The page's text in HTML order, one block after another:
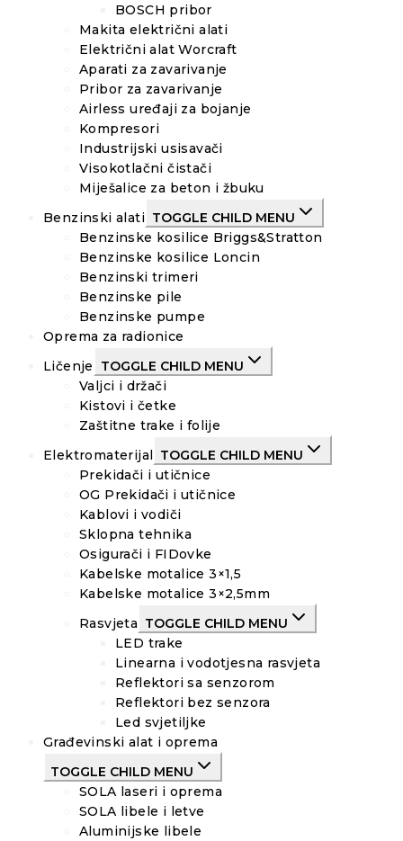
BOSCH pribor
Makita električni alati
Električni alat Worcraft
Aparati za zavarivanje
Pribor za zavarivanje
Airless uređaji za bojanje
Kompresori
Industrijski usisavači
Visokotlačni čistači
Miješalice za beton i žbuku
Benzinski alati TOGGLE CHILD MENU
Benzinske kosilice Briggs&Stratton
Benzinske kosilice Loncin
Benzinski trimeri
Benzinske pile
Benzinske pumpe
Oprema za radionice
Ličenje
TOGGLE CHILD MENU
Valjci i držači
Kistovi i četke
Zaštitne trake i folije
Elektromaterijal TOGGLE CHILD MENU
Prekidači i utičnice
OG Prekidači i utičnice
Kablovi i vodiči
Sklopna tehnika
Osigurači i FIDovke
Kabelske motalice 3×1,5
Kabelske motalice 3×2,5mm
Rasvjeta TOGGLE CHILD MENU
LED trake
Linearna i vodotjesna rasvjeta
Reflektori sa senzorom
Reflektori bez senzora
Led svjetiljke
Građevinski alat i oprema
TOGGLE CHILD MENU
SOLA laseri i oprema
SOLA libele i letve
Aluminijske libele